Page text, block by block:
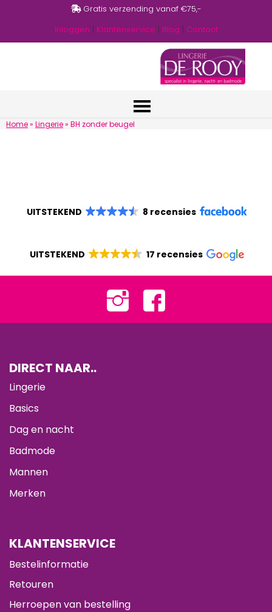
Gratis verzending vanaf €75,-
Inloggen | Klantenservice | Blog | Contact
Home» Lingerie» BH zonder beugel
UITSTEKEND 8 recensies
UITSTEKEND 17 recensies
DIRECT NAAR..
Lingerie
Basics
Dag en nacht
Badmode
Mannen
Merken
KLANTENSERVICE
Bestelinformatie
Retouren
Herroepen van bestelling